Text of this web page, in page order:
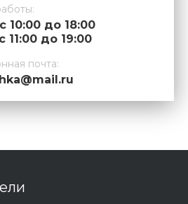
10:00 до 18:00
11:00 до 19:00
почта: